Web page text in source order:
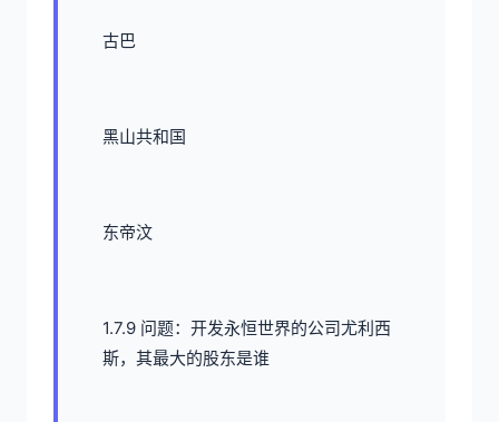
古巴
黑山共和国
东帝汶
1.7.9 问题：开发永恒世界的公司尤利西
斯，其最大的股东是谁